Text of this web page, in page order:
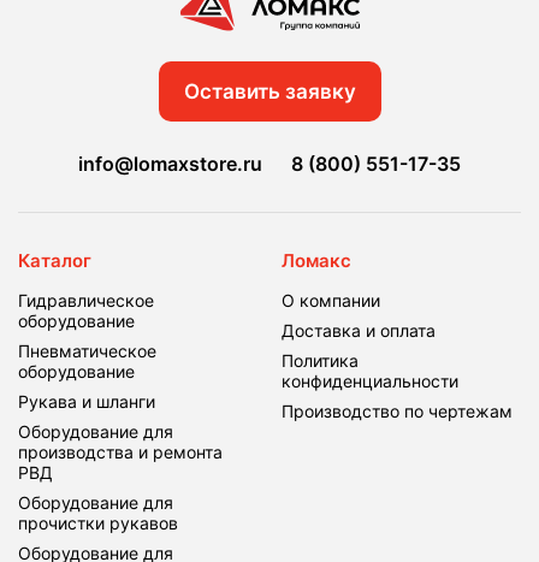
Оставить заявку
info@lomaxstore.ru 8 (800) 551-17-35
Каталог
Гидравлическое
оборудование
Пневматическое
оборудование
Рукава и шланги
Оборудование для
производства и ремонта
РВД
Оборудование для
прочистки рукавов
Оборудование для
Ломакс
О компании
Доставка и оплата
Политика
конфиденциальности
Производство по чертежам